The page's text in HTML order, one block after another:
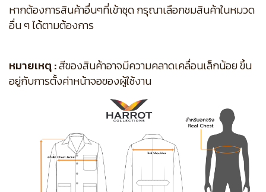
หากต้องการสินค้าอื่นๆที่เข้าชุด กรุณาเลือกชมสินค้าในหมวด
อื่น ๆ ได้ตามต้องการ
หมายเหตุ :สีของสินค้าอาจมีความคลาดเคลื่อนเล็กน้อย ขึ้น
อยู่กับการตั้งค่าหน้าจอของผู้ใช้งาน